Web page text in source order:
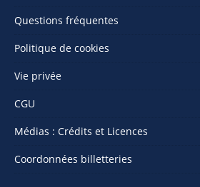
Questions fréquentes
Politique de cookies
Vie privée
CGU
Médias : Crédits et Licences
Coordonnées billetteries